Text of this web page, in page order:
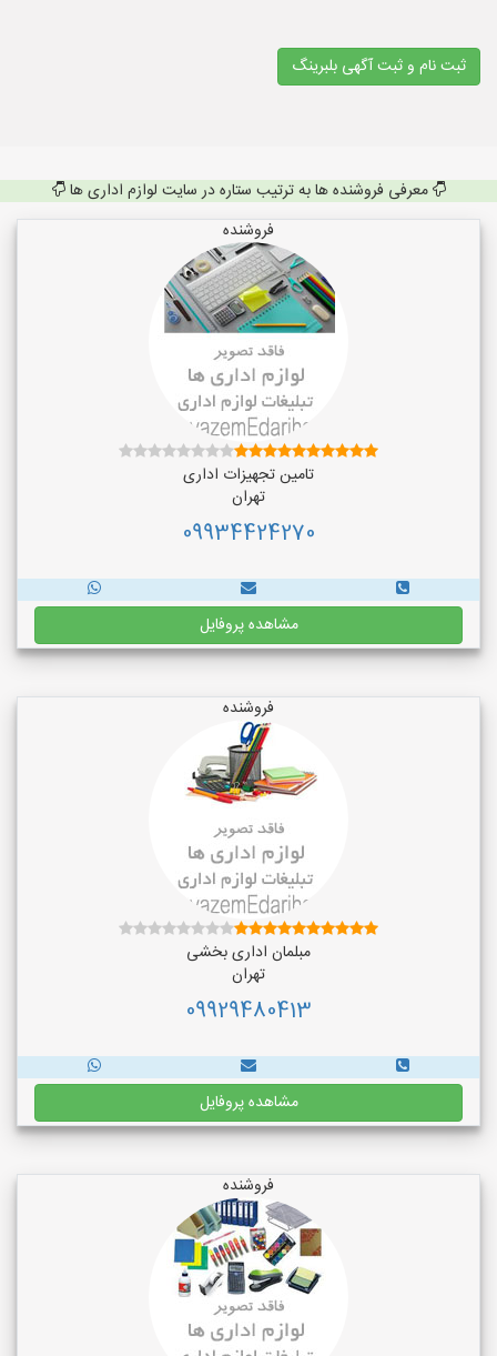
ثبت نام و ثبت آگهی بلبرینگ
معرفی فروشنده ها به ترتیب ستاره در سایت لوازم اداری ها
فروشنده
تامین تجهیزات اداری
تهران
09934424270
مشاهده پروفایل
فروشنده
مبلمان اداری بخشی
تهران
09929480413
مشاهده پروفایل
فروشنده